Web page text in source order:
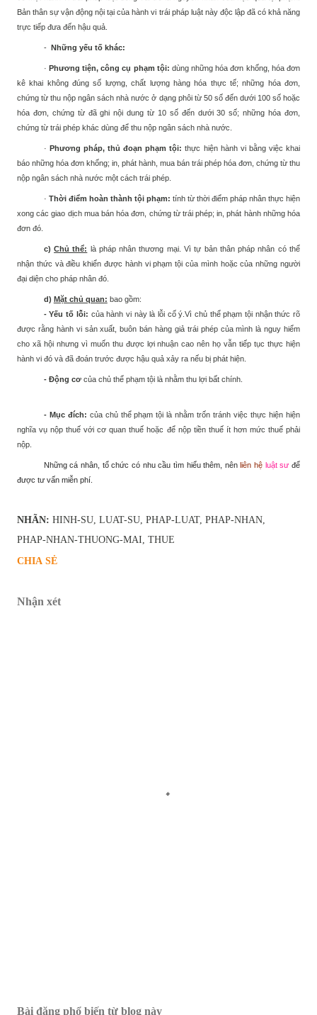
Bản thân sự vận động nội tại của hành vi trái pháp luật này độc lập đã có khả năng
trực tiếp đưa đến hậu quả.
- Những yếu tố khác:
· Phương tiện, công cụ phạm tội: dùng những hóa đơn khống, hóa đơn
kê khai không đúng số lượng, chất lượng hàng hóa thực tế; những hóa đơn,
chứng từ thu nộp ngân sách nhà nước ở dạng phôi từ 50 số đến dưới 100 số hoặc
hóa đơn, chứng từ đã ghi nội dung từ 10 số đến dưới 30 số; những hóa đơn,
chứng từ trái phép khác dùng để thu nộp ngân sách nhà nước.
· Phương pháp, thủ đoạn phạm tội: thực hiện hành vi bằng việc khai
báo những hóa đơn khống; in, phát hành, mua bán trái phép hóa đơn, chứng từ thu
nộp ngân sách nhà nước một cách trái phép.
· Thời điểm hoàn thành tội phạm: tính từ thời điểm pháp nhân thực hiện
xong các giao dịch mua bán hóa đơn, chứng từ trái phép; in, phát hành những hóa
đơn đó.
c)Chủ thể: là pháp nhân thương mại. Vìtự bản thânpháp nhân có thể
nhận thức và điều khiển được hành vi phạm tội của mình hoặc của những người
đại diện cho pháp nhân đó
d) Mặt chủ quan: bao gồm:
- Yếu tố lỗi: của hành vi này là lỗi cố ý.Vì chủ thể phạm tội nhận thức rõ
được rằng hành vi sản xuất, buôn bán hàng giảtrái phép của mình là nguy hiểm
cho xã hội nhưng vì muốn thu được lợi nhuận cao nên họ vẫn tiếp tục thực hiện
hành vi đó và đã đoán trước được hậu quả xảy ra nếu bị phát hiện.
- Động cơcủa chủ thể phạm tội là nhằm thu lợi bất chính.
- Mục đích: của chủ thể phạm tội là nhằm trốn tránh việc thực hiện hiện
nghĩa vụ nộp thuế với cơ quan thuế hoặc để nộp tiền thuế ít hơn mức thuế phải
nộp.
Những cá nhân, tổ chức có nhu cầu tìm hiểu thêm, nênliên hệ luật sưđể
được tư vấn miễn phí.
NHÃN: HINH-SU LUAT-SU PHAP-LUAT PHAP-NHAN
PHAP-NHAN-THUONG-MAI THUE
CHIA SẺ
Nhận xét
Bài đăng phổ biến từ blog này